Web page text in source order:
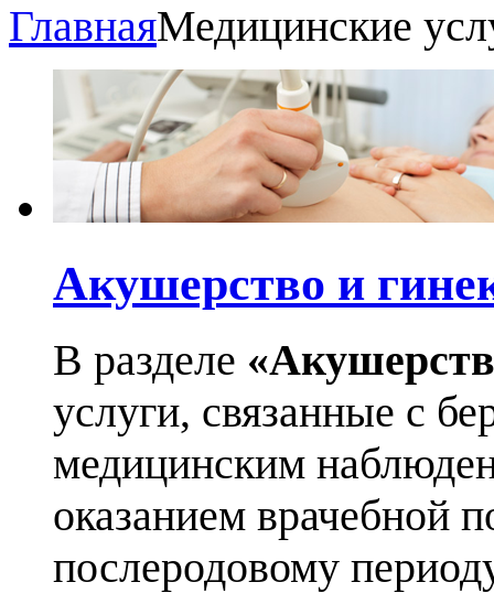
ГлавнаяМедицинские
Акушерство и
В разделе
услуги, связанные с
медицинским
оказанием врачебной
послеродовому